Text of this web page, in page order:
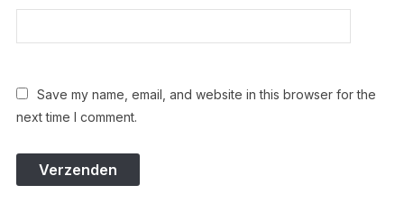
Save my name, email, and website in this browser for the
next time I comment.